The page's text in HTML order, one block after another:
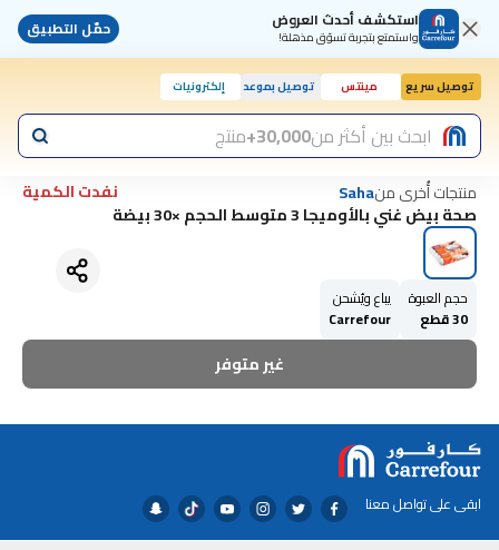
استكشف أحدث العروض
واستمتع بتجربة تسوّق مذهلة! حمّل التطبيق
توصيل سريع مينتس توصيل بموعد إلكترونيات
ابحث بين أكثر من30,000+ منتج
منتجات أُخرى منSaha
نفدت الكمية
صحة بيض غني بالأوميجا 3 متوسط الحجم ×30 بيضة
حجم العبوة
30 قطع
يباع ويُشحن
Carrefour
غير متوفر
ابقى على تواصل معنا